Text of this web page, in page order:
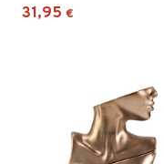
31,95 €